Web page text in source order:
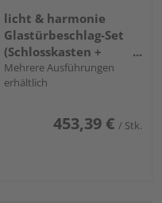
licht & harmonie
Glastürbeschlag-Set
(Schlosskasten +
Bänder) 2-flügelig
"Pure 2.0"
Mehrere Ausführungen
erhältlich
453,39 € / Stk.